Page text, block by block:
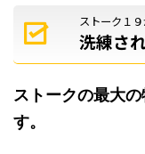
ストーク１
洗練さ
ストークの最大
す。